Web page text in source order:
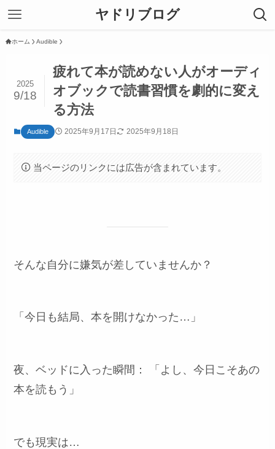
ヤドリブログ
ホーム Audible
疲れて本が読めない人がオーディ
オブックで読書習慣を劇的に変え
る方法
2025
9/18
Audible 2025年9月17日 2025年9月18日
当ページのリンクには広告が含まれています。
そんな自分に嫌気が差していませんか？
「今日も結局、本を開けなかった…」
夜、ベッドに入った瞬間： 「よし、今日こそあの
本を読もう」
でも現実は…